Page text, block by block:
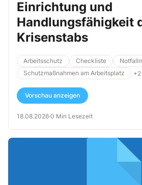
Einrichtung und
Handlungsfähigkeit
Krisenstabs
Arbeitsschutz Checkliste
Schutzmaßnahmen am Arbeitsplatz
+2
Vorschau anzeigen
18.08.2026·0 Min Lesezeit